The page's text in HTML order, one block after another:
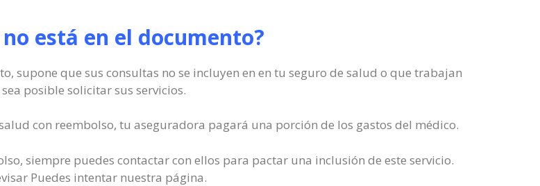
está en el documento?
supone que sus consultas no se incluyen en en tu seguro de salud o que trabajan
posible solicitar sus servicios.
con reembolso, tu aseguradora pagará una porción de los gastos del médico.
siempre puedes contactar con ellos para pactar una inclusión de este servicio.
Puedes intentar nuestra página.